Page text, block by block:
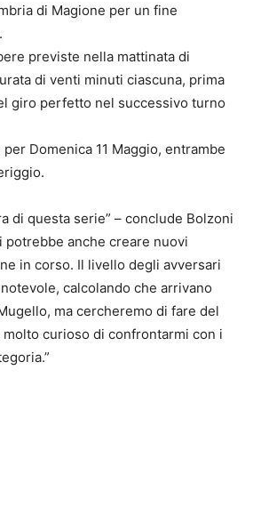
di Magione per un fine
previste nella mattinata di
di venti minuti ciascuna, prima
giro perfetto nel successivo turno
Domenica 11 Maggio, entrambe
di questa serie” – conclude Bolzoni
potrebbe anche creare nuovi
in corso. Il livello degli avversari
calcolando che arrivano
ma cercheremo di fare del
curioso di confrontarmi con i